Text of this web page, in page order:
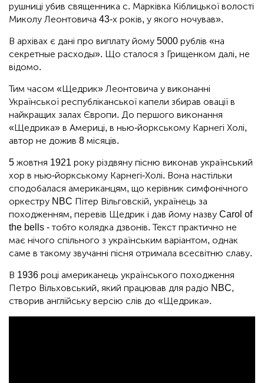
рушниці убив священника с. Марківка Кіблицької волості
Миколу Леонтовича 43-х років, у якого ночував».
В архівах є дані про виплату йому 5000 рублів «на
секретные расходы». Що сталося з Грищенком далі, не
відомо.
Тим часом «Щедрик» Леонтовича у виконанні
Української республіканської капели збирав овації в
найкращих залах Європи. До першого виконання
«Щедрика» в Америці, в нью-йоркському Карнегі Холі,
автор не дожив 8 місяців.
5 жовтня 1921 року різдвяну пісню виконав український
хор в нью-йоркському Карнегі-Холі. Вона настільки
сподобалася американцям, що керівник симфонічного
оркестру NBC Пітер Вільговскій, українець за
походженням, перевів Щедрик і дав йому назву Carol of
the bells - тобто колядка дзвонів. Текст практично не
має нічого спільного з українським варіантом, однак
саме в такому звучанні пісня отримала всесвітню славу.
В 1936 році американець українського походження
Петро Вільховський, який працював для радіо NBC,
створив англійську версію слів до «Щедрика».